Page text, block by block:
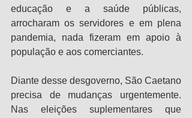
educação e a saúde públicas,
arrocharam os servidores e em plena
pandemia, nada fizeram em apoio à
população e aos comerciantes.
Diante desse desgoverno, São Caetano
precisa de mudanças urgentemente.
Nas eleições suplementares que